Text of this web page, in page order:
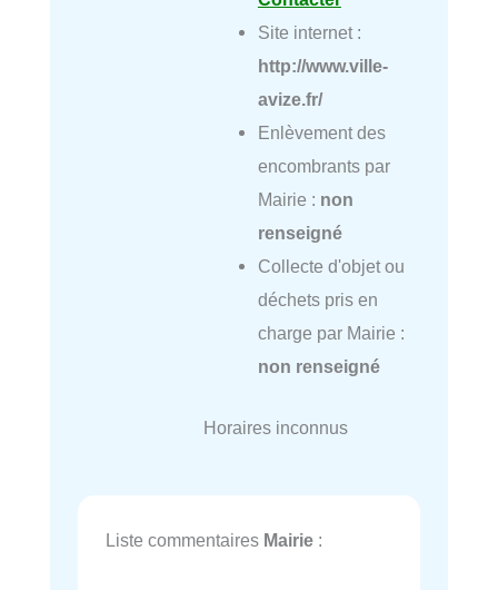
Site internet :
http://www.ville-
avize.fr/
Enlèvement des
encombrants par
Mairie : non
renseigné
Collecte d'objet ou
déchets pris en
charge par Mairie :
non renseigné
Horaires inconnus
Liste commentaires Mairie :